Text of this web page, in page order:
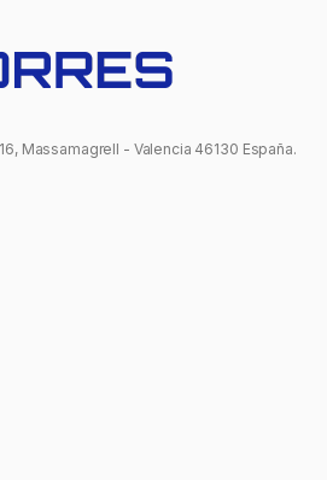
Massamagrell - Valencia 46130 España.